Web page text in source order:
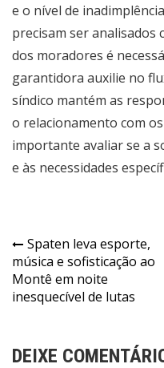
e o nível de
precisam ser analisados
dos moradores é
garantidora auxilie no
síndico mantém as
o relacionamento com
importante avaliar se a
e às necessidades
Navegação
de
Post
Spaten leva esporte,
música e sofisticação ao
Montê em noite
inesquecível de lutas
DEIXE